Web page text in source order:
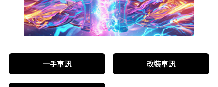
一手車訊 改裝車訊